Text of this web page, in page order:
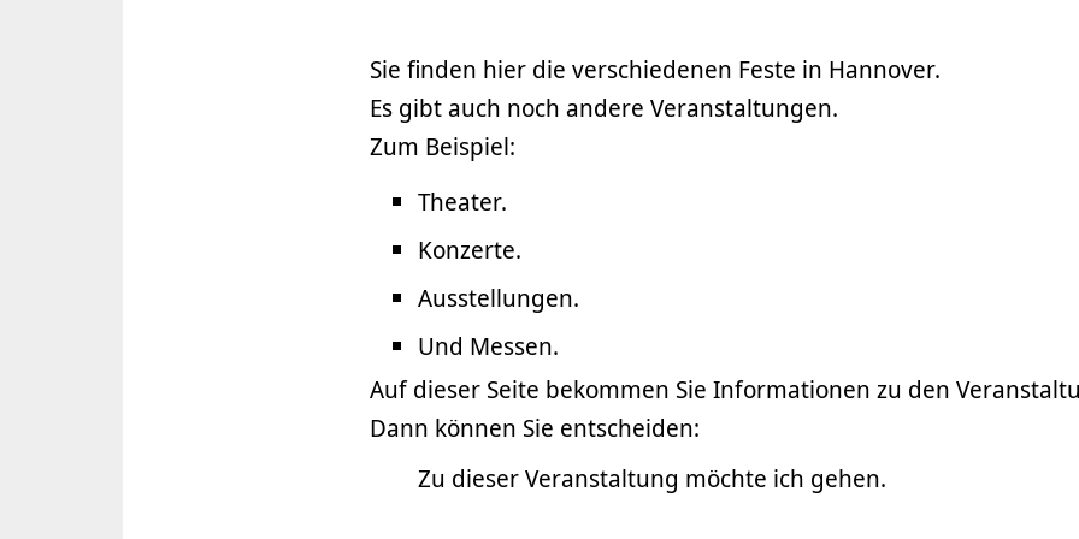
Sie finden hier die verschiedenen Feste in Hannover.
Es gibt auch noch andere Veranstaltungen.
Zum Beispiel:
Theater.
Konzerte.
Ausstellungen.
Und Messen.
Auf dieser Seite bekommen Sie Informationen zu den
Dann können Sie entscheiden:
Zu dieser Veranstaltung möchte ich gehen.